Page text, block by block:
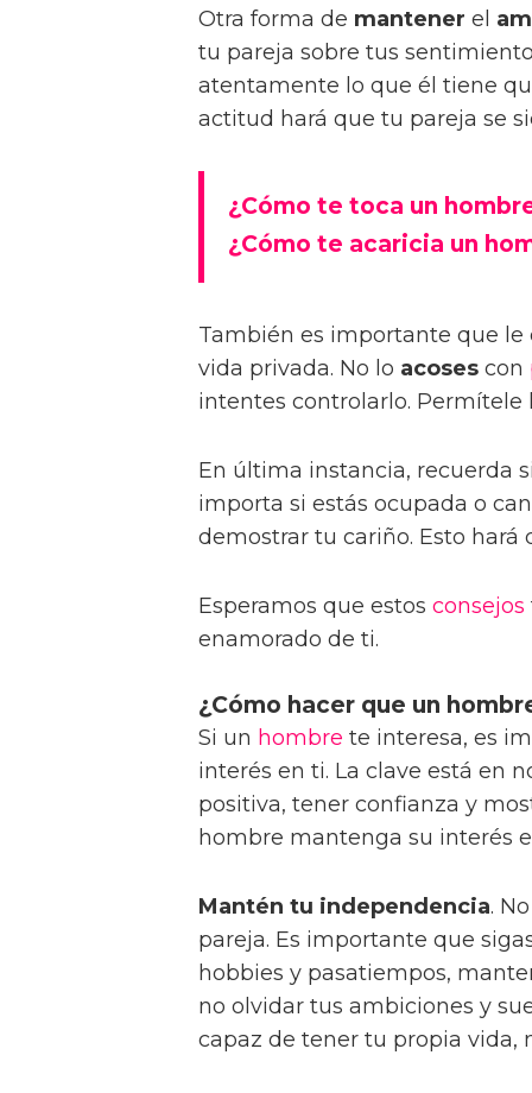
Otra forma de mantener el
tu pareja sobre tus
atentamente lo que él tiene
actitud hará que tu pareja se
¿Cómo te toca un
¿Cómo te acaricia un
También es importante que
vida privada. No lo acoses con
intentes controlarlo. Permítele
En última instancia, recuerda
importa si estás ocupada o
demostrar tu cariño. Esto
Esperamos que estos consejos
enamorado de ti.
¿Cómo hacer que un
Si un hombre te interesa, es
interés en ti. La clave está en
positiva, tener confianza y
hombre mantenga su interés
Mantén tu independencia.
pareja. Es importante que
hobbies y pasatiempos,
no olvidar tus ambiciones y
capaz de tener tu propia vida,